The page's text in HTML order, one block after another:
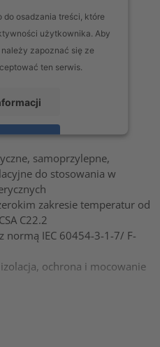
do osadzania treści, które
użytkownika. Aby
zapoznać się ze
ten serwis.
Management Platform
samoprzylepne,
do stosowania w
zakresie temperatur od
C22.2
normą IEC 60454-3-1-7/ F-
ochrona i mocowanie